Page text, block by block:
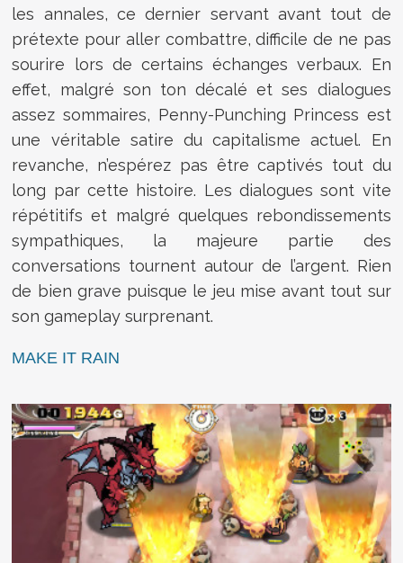
les annales, ce dernier servant avant tout de
prétexte pour aller combattre, difficile de ne pas
sourire lors de certains échanges verbaux. En
effet, malgré son ton décalé et ses dialogues
assez sommaires, Penny-Punching Princess est
une véritable satire du capitalisme actuel. En
revanche, n’espérez pas être captivés tout du
long par cette histoire. Les dialogues sont vite
répétitifs et malgré quelques rebondissements
sympathiques, la majeure partie des
conversations tournent autour de l’argent. Rien
de bien grave puisque le jeu mise avant tout sur
son gameplay surprenant.
MAKE IT RAIN